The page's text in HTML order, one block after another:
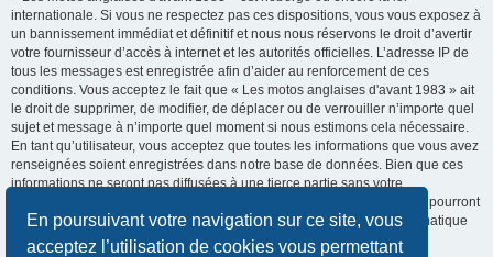
En poursuivant votre navigation sur ce site, vous
acceptez l’utilisation de cookies vous permettant
internationale. Si vous ne respectez pas ces dispositions, vous vous exposez à
un bannissement immédiat et définitif et nous nous réservons le droit d’avertir
votre fournisseur d’accès à internet et les autorités officielles. L’adresse IP de
tous les messages est enregistrée afin d’aider au renforcement de ces
conditions. Vous acceptez le fait que « Les motos anglaises d'avant 1983 » ait
le droit de supprimer, de modifier, de déplacer ou de verrouiller n’importe quel
sujet et message à n’importe quel moment si nous estimons cela nécessaire.
En tant qu’utilisateur, vous acceptez que toutes les informations que vous avez
renseignées soient enregistrées dans notre base de données. Bien que ces
informations ne seront pas diffusées à une tierce partie sans votre
consentement, ni « Les motos anglaises d'avant 1983 », ni phpBB, ne pourront
être tenus comme responsables en cas de tentative de piratage informatique
visant à compromettre vos données.